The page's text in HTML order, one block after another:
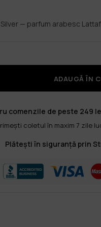
— parfum arabesc
ADAUGĂ ÎN
comenzile de peste 249
coletul în maxim 7 zile
Plătești în siguranță prin